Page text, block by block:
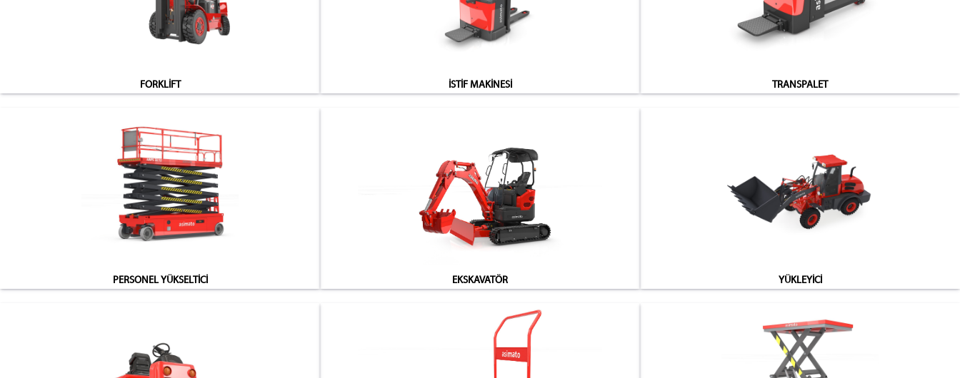
FORKLİFT İSTİF MAKİNESİ TRANSPALET
PERSONEL YÜKSELTİCİ EKSKAVATÖR YÜKLEYİCİ